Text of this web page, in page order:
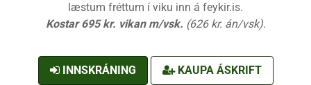
læstum fréttum í viku inn á feykir.is.
Kostar 695 kr. vikan m/vsk. (626 kr. án/vsk).
INNSKRÁNING KAUPA ÁSKRIFT